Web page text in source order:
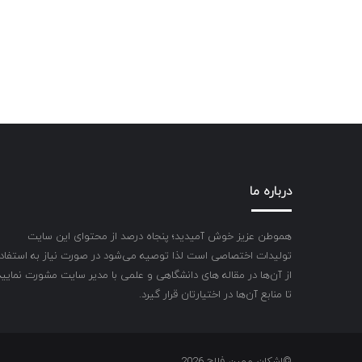
درباره ما
هموطن عزیز خوش آمیدید؛ پنجاه درصد از محتوای این سایت
تولیدات اختصاصی است لذا توصیه می‌شود در صورت نیاز به
از آن‌ها در مقاله های دانشگاهی و علمی با مدیر سایت مشورت
تا منابع آن‌ها در اختیارتان قرار گیرد.